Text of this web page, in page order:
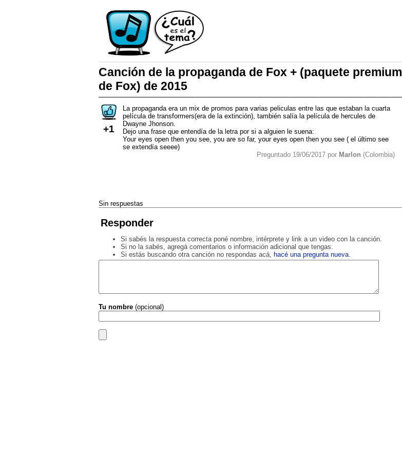
Canción de la propaganda de Fox + (paquete premium
de Fox) de 2015
+1
La propaganda era un mix de promos para varias peliculas entre las que estaban la cuarta
película de transformers(era de la extinción), también salía la película de hercules de
Dwayne Jhonson.
Dejo una frase que entendía de la letra por si a alguien le suena:
Your eyes open then you see, you are so far, your eyes open then you see ( el último see
se extendía seeee)
Preguntado 19/06/2017 por Marlon (Colombia)
Sin respuestas
Responder
Si sabés la respuesta correcta poné nombre, intérprete y link a un video con la canción.
Si no la sabés, agregá comentarios o información adicional que tengas.
Si estás buscando otra canción no respondas acá, hacé una pregunta nueva.
Tu nombre (opcional)